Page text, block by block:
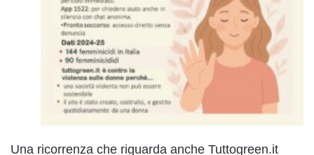
Una ricorrenza che riguarda anche Tuttogreen.it